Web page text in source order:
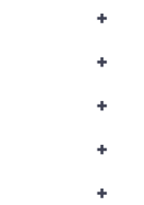
+
+
+
+
+